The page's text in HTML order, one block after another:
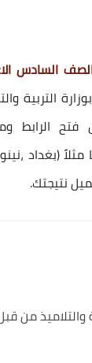
التربية
فتح الرابط
(بغداد
نتيجتك.
من